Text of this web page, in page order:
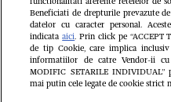
Imagini
Beneficiati de drepturile prevazute
datelor cu caracter personal.
indicataaici. Prin click pe “ACCEPT
de tip Cookie, care implica inclusiv
informatiilor de catre Vendor-ii
MODIFIC SETARILE
mai putin cele legate de cookie strict